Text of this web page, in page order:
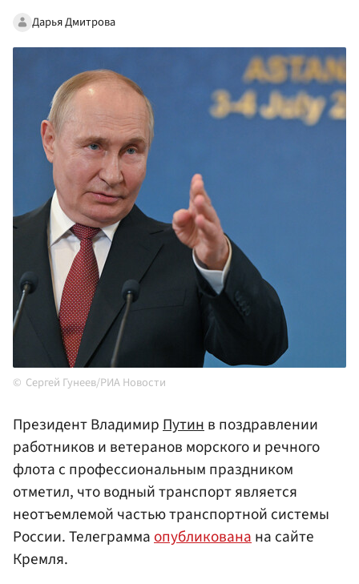
Дарья Дмитрова
Сергей Гунеев/РИА Новости
Президент ВладимирПутинв поздравлении
работников и ветеранов морского и речного
флота с профессиональным праздником
отметил, что водный транспорт является
неотъемлемой частью транспортной системы
России. Телеграммаопубликованана сайте
Кремля.